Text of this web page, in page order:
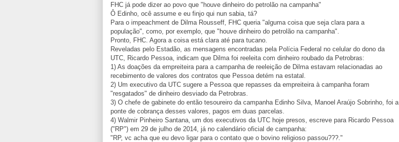
FHC já pode dizer ao povo que "houve dinheiro do petrolão na campanha"
Ô Edinho, ocê assume e eu finjo qui nun sabia, tá?
Para o impeachment de Dilma Rousseff, FHC queria "alguma coisa que seja clara para a
população", como, por exemplo, que "houve dinheiro do petrolão na campanha".
Pronto, FHC. Agora a coisa está clara até para tucano.
Reveladas pelo Estadão, as mensagens encontradas pela Polícia Federal no celular do dono da
UTC, Ricardo Pessoa, indicam que Dilma foi reeleita com dinheiro roubado da Petrobras:
1) As doações da empreiteira para a campanha de reeleição de Dilma estavam relacionadas ao
recebimento de valores dos contratos que Pessoa detém na estatal.
2) Um executivo da UTC sugere a Pessoa que repasses da empreiteira à campanha foram
"resgatados" de dinheiro desviado da Petrobras.
3) O chefe de gabinete do então tesoureiro da campanha Edinho Silva, Manoel Araújo Sobrinho, foi a
ponte de cobrança desses valores, pagos em duas parcelas.
4) Walmir Pinheiro Santana, um dos executivos da UTC hoje presos, escreve para Ricardo Pessoa
("RP") em 29 de julho de 2014, já no calendário oficial de campanha:
"RP, vc acha que eu devo ligar para o contato que o bovino religioso passou???."